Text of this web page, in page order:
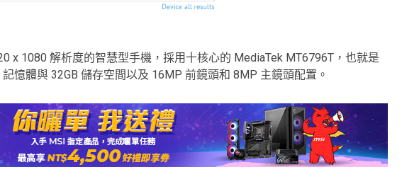
x 1080 解析度的智慧型手機，採用十核心的 MediaTek MT6796T，也就是
憶體與 32GB 儲存空間以及 16MP 前鏡頭和 8MP 主鏡頭配置。